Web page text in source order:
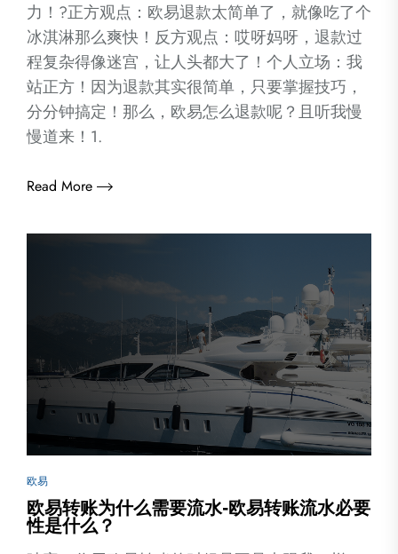
力！?正方观点：欧易退款太简单了，就像吃了个
冰淇淋那么爽快！反方观点：哎呀妈呀，退款过
程复杂得像迷宫，让人头都大了！个人立场：我
站正方！因为退款其实很简单，只要掌握技巧，
分分钟搞定！那么，欧易怎么退款呢？且听我慢
慢道来！1.
Read More
欧易
欧易转账为什么需要流水-欧易转账流水必要
性是什么？